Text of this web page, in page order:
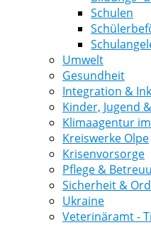
Schulen
Umwelt
Gesundheit
Integration &
Kinder, Jugend
Klimaagentur
Kreiswerke Olpe
Krisenvorsorge
Pflege &
Sicherheit &
Ukraine
Veterinäramt -